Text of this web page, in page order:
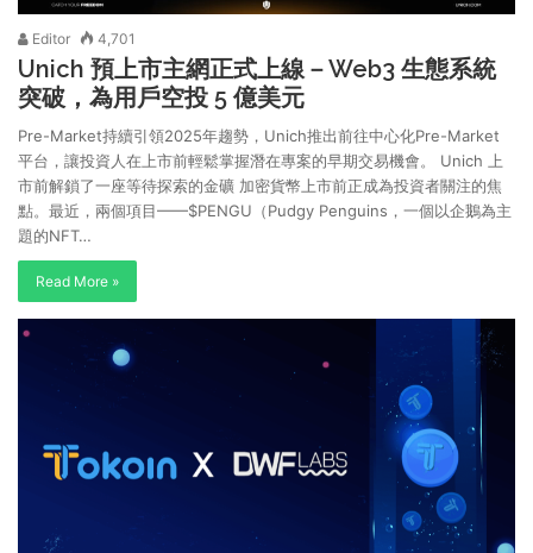
的
投
資
Editor 4,701
Unich 預上市主網正式上線－Web3 生態系統
突破，為用戶空投 5 億美元
Pre-Market持續引領2025年趨勢，Unich推出前往中心化Pre-Market
平台，讓投資人在上市前輕鬆掌握潛在專案的早期交易機會。 Unich 上
市前解鎖了一座等待探索的金礦 加密貨幣上市前正成為投資者關注的焦
點。最近，兩個項目——$PENGU（Pudgy Penguins，一個以企鵝為主
題的NFT…
Read More »